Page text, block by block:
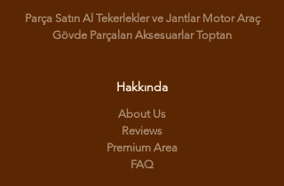
Parça Satın Al Tekerlekler ve Jantlar Motor Araç
Gövde Parçaları Aksesuarlar Toptan
Hakkında
About Us
Reviews
Premium Area
FAQ